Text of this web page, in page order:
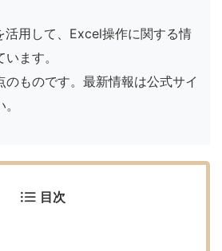
活用して、Excel操作に関する情
ます。
のものです。最新情報は公式サイ
目次